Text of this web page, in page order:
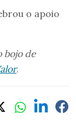
o apoio
bojo de
.